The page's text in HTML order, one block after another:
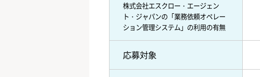
株式会社エスクロー・エージェン
ト・ジャパンの「業務依頼オペレー
ション管理システム」の利用の有無
応募対象